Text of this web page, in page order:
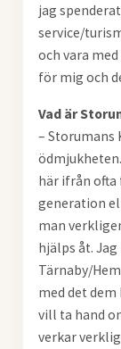
jag
service/
och vara
för mig och
Vad är
– Storumans
här ifrån ofta
generation
man
hjälps åt.
Tärnaby/
med det
vill ta hand
verkar